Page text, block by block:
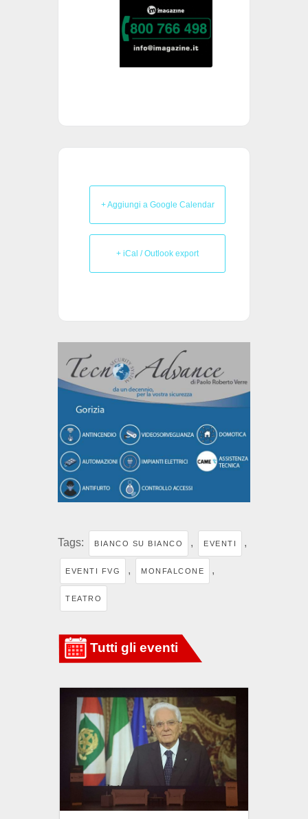
+ Aggiungi a Google Calendar
+ iCal / Outlook export
Tags: BIANCO SU BIANCO , EVENTI ,
EVENTI FVG , MONFALCONE ,
TEATRO